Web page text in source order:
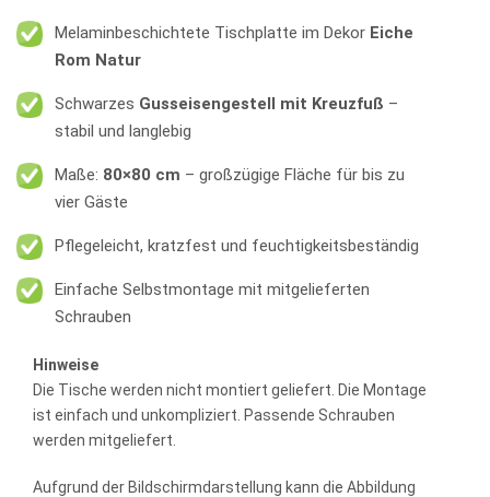
Melaminbeschichtete Tischplatte im Dekor Eiche
Rom Natur
Schwarzes Gusseisengestell mit Kreuzfuß –
stabil und langlebig
Maße: 80×80 cm – großzügige Fläche für bis zu
vier Gäste
Pflegeleicht, kratzfest und feuchtigkeitsbeständig
Einfache Selbstmontage mit mitgelieferten
Schrauben
Hinweise
Die Tische werden nicht montiert geliefert. Die Montage
ist einfach und unkompliziert. Passende Schrauben
werden mitgeliefert.
Aufgrund der Bildschirmdarstellung kann die Abbildung